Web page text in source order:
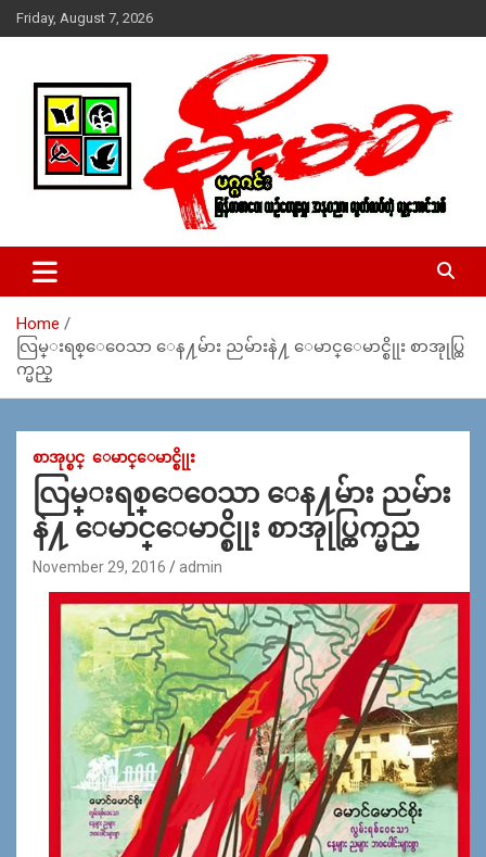
Skip
to
Friday, August 7, 2026
MoeMaKa Burmese News &
Media
ယ္ေရး – အမွတ္ ၂၅၄၊ ပထပ္၊ လမ္း ၄၀၊ ေက်ာက္တံတား၊ ရန္ကုန္။
(ဖုုံး – ၀၉ ၂၅၂ ၂၄၉ ၀၉၄ ၊ ၀၉ ၄၂၁ ၇၄၃ ၇၅၃ ၊ ၀၉ ၅၀၄ ၁၀ ၅၈) ျ
ဇာေစ်းသစ္ ။ ၀၉ ၇၈၆၈၃၇ ၃၀၅ / ၀၉ ၉၆၃၆၉၉၈၃၄
Home
လြမ္းရစ္ေ၀ေသာ ေန႔မ်ား ညမ်ားနဲ႔ ေမာင္ေမာင္စိုုး စာအုုပ္ထြ
က္မည္
စာအုပ္စင္ ေမာင္ေမာင္စိုုး
လြမ္းရစ္ေ၀ေသာ ေန႔မ်ား ညမ်ား
နဲ႔ ေမာင္ေမာင္စိုုး စာအုုပ္ထြက္မည္
November 29, 2016 admin